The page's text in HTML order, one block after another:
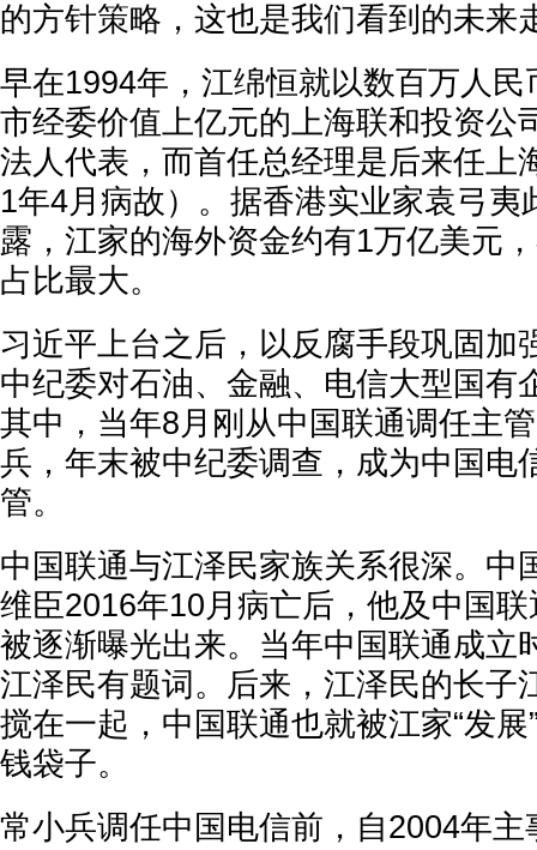
的方针策略，这也是我们看到的未来
早在1994年，江绵恒就以数百万人民
市经委价值上亿元的上海联和投资公
法人代表，而首任总经理是后来任上
1年4月病故）。据香港实业家袁弓夷
露，江家的海外资金约有1万亿美元
占比最大。
习近平上台之后，以反腐手段巩固加
中纪委对石油、金融、电信大型国有
其中，当年8月刚从中国联通调任主
兵，年末被中纪委调查，成为中国电
管。
中国联通与江泽民家族关系很深。中
维臣2016年10月病亡后，他及中国
被逐渐曝光出来。当年中国联通成立
江泽民有题词。后来，江泽民的长子
搅在一起，中国联通也就被江家“发展
钱袋子。
常小兵调任中国电信前，自2004年